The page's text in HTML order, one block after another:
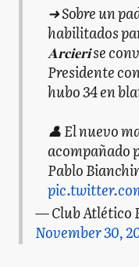
➜ Sobre un
habilitados
𝐀𝐫𝐜𝐢𝐞𝐫𝐢 se
Presidente
hubo 34 en
👤 El nuevo
acompañado
Pablo
— Club Atlético
November 30,